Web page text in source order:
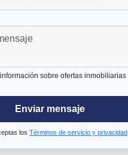
sobre ofertas inmobiliarias
Enviar mensaje
los Términos de servicio y privacidad